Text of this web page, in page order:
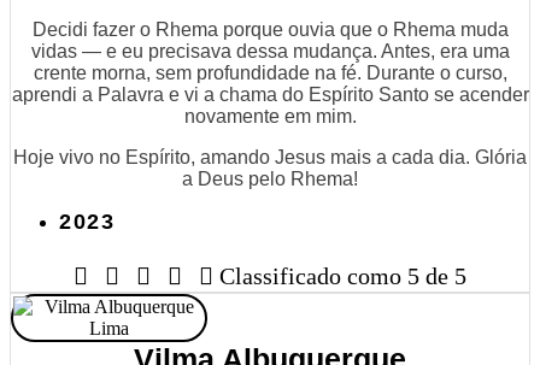
Decidi fazer o Rhema porque ouvia que o Rhema muda
vidas — e eu precisava dessa mudança. Antes, era uma
crente morna, sem profundidade na fé. Durante o curso,
aprendi a Palavra e vi a chama do Espírito Santo se acender
novamente em mim.
Hoje vivo no Espírito, amando Jesus mais a cada dia. Glória
a Deus pelo Rhema!
2023
     Classificado como 5 de 5